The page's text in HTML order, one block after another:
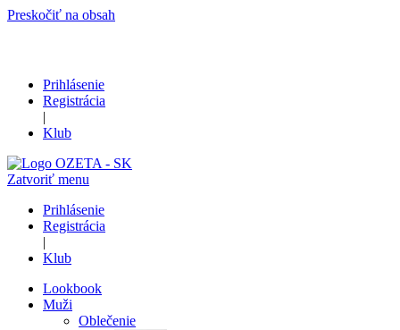
Preskočiť na obsah
Prihlásenie
Registrácia
|
Klub
Zatvoriť menu
Prihlásenie
Registrácia
|
Klub
Lookbook
Muži
Oblečenie